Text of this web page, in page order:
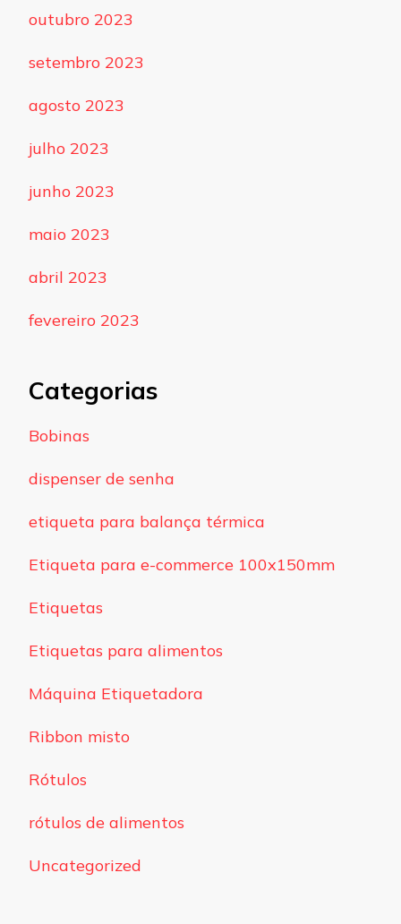
outubro 2023
setembro 2023
agosto 2023
julho 2023
junho 2023
maio 2023
abril 2023
fevereiro 2023
Categorias
Bobinas
dispenser de senha
etiqueta para balança térmica
Etiqueta para e-commerce 100x150mm
Etiquetas
Etiquetas para alimentos
Máquina Etiquetadora
Ribbon misto
Rótulos
rótulos de alimentos
Uncategorized